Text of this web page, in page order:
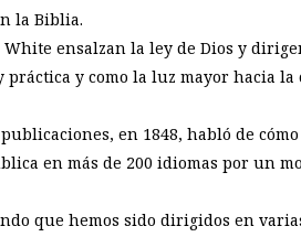
la Biblia.
White ensalzan la ley de Dios y
práctica y como la luz mayor hacia
en 1848, habló de
en más de 200 idiomas por un
que hemos sido dirigidos en